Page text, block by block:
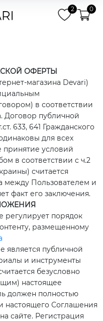
2 0
ОФЕРТЫ
магазина Devari)
в соответствии
Договор публичной
633, 641 Гражданского
для всех
принятие условий
в соответствии с ч.2
считается
между Пользователем и
факт его заключения.
регулирует порядок
размещенному
является публичной
и инструменты
безусловно
настоящее
должен полностью
настоящего Соглашения
сайте. Регистрация